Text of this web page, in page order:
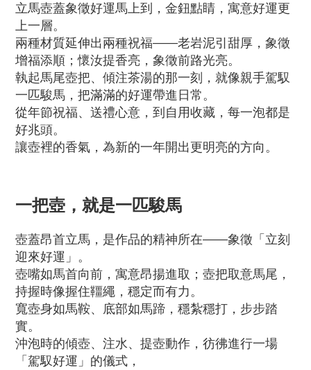
立馬壺蓋象徵好運馬上到，金鈕點睛，寓意好運更
上一層。
兩種材質延伸出兩種祝福——老岩泥引甜厚，象徵
增福添順；懷汝提香亮，象徵前路光亮。
執起馬尾壺把、傾注茶湯的那一刻，就像親手駕馭
一匹駿馬，把滿滿的好運帶進日常。
從年節祝福、送禮心意，到自用收藏，每一泡都是
好兆頭。
讓壺裡的香氣，為新的一年開出更明亮的方向。
一把壺，就是一匹駿馬
壺蓋昂首立馬，是作品的精神所在——象徵「立刻
迎來好運」。
壺嘴如馬首向前，寓意昂揚進取；壺把取意馬尾，
持握時像握住韁繩，穩定而有力。
寬壺身如馬鞍、底部如馬蹄，穩紮穩打，步步踏
實。
沖泡時的傾壺、注水、提壺動作，彷彿進行一場
「駕馭好運」的儀式，